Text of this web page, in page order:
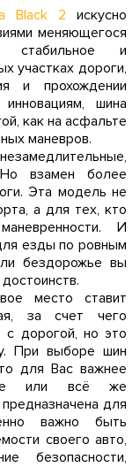
Black 2 искусно
меняющегося
стабильное и
участках дороги,
и прохождении
шина
как на асфальте
маневров.
взамен более
Эта модель не
а для тех, кто
И
езды по ровным
бездорожье вы
место ставит
за счет чего
с дорогой, но это
При выборе шин
для Вас важнее
или всё же
для
важно быть
своего авто,
безопасности,